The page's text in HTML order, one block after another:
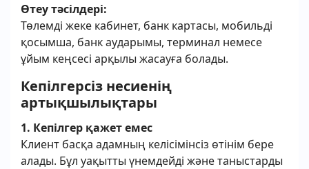
Өтеу тәсілдері:
Төлемді жеке кабинет, банк картасы, мобильді
қосымша, банк аударымы, терминал немесе
ұйым кеңсесі арқылы жасауға болады.
Кепілгерсіз несиенің
артықшылықтары
1. Кепілгер қажет емес
Клиент басқа адамның келісімінсіз өтінім бере
алады. Бұл уақытты үнемдейді және таныстарды